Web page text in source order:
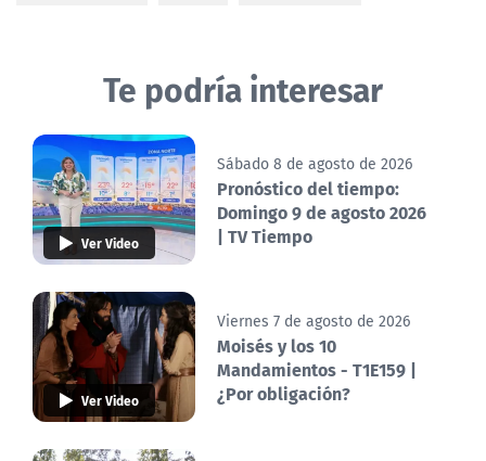
Te podría interesar
Ver Video
Sábado 8 de agosto de 2026
Pronóstico del tiempo:
Domingo 9 de agosto 2026
| TV Tiempo
Ver Video
Viernes 7 de agosto de 2026
Moisés y los 10
Mandamientos - T1E159 |
¿Por obligación?